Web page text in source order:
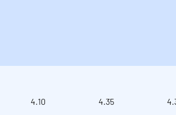
4.10 4.35